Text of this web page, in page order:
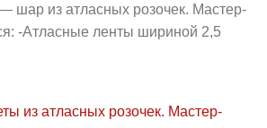
шар из атласных розочек. Мастер-
-Атласные ленты шириной 2,5